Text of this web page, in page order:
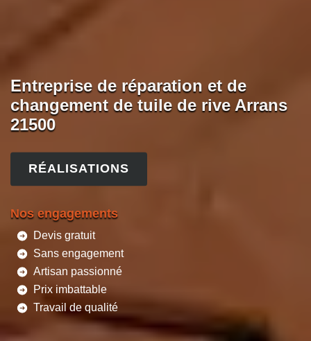
Entreprise de réparation et de
changement de tuile de rive Arrans
21500
RÉALISATIONS
Nos engagements
Devis gratuit
Sans engagement
Artisan passionné
Prix imbattable
Travail de qualité